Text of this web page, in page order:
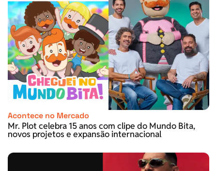
Acontece no Mercado
Mr. Plot celebra 15 anos com clipe do Mundo Bita,
novos projetos e expansão internacional